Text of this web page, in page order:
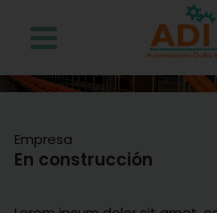
Empresa
En construcción